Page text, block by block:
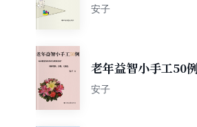
你
安子
老年益智小手工50例
安子